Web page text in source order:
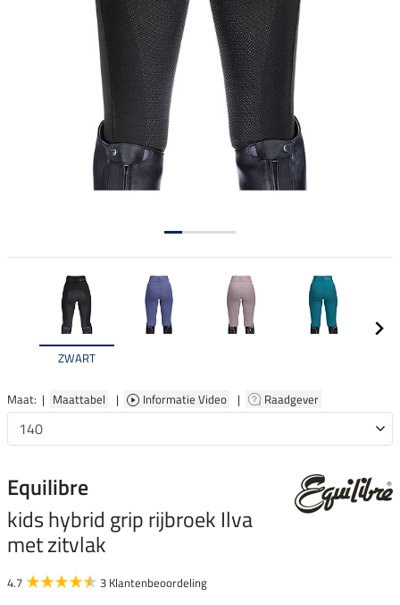
ZWART
Maat: | Maattabel | Informatie Video | Raadgever
Equilibre
kids hybrid grip rijbroek Ilva
met zitvlak
4.7 3 Klantenbeoordeling